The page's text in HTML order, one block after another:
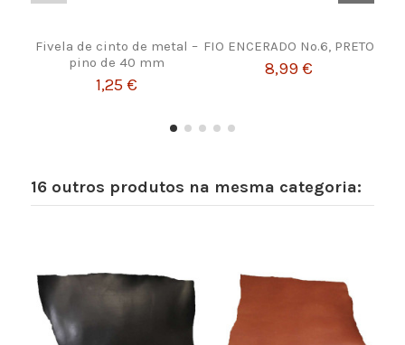
Fivela de cinto de metal –
pino de 40 mm
1,25 €
FIO ENCERADO Nº.6, PRETO
8,99 €
16 outros produtos na mesma categoria: